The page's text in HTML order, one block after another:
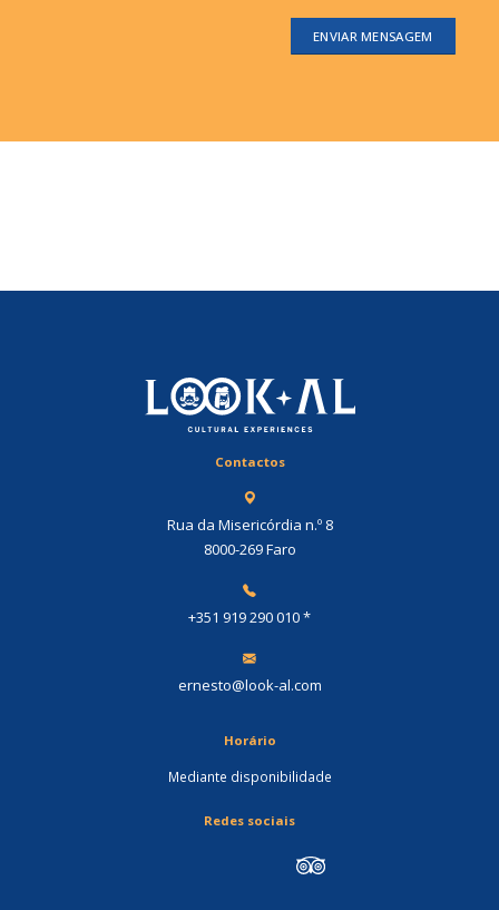
Contactos
Rua da Misericórdia n.º 8
8000-269 Faro
+351 919 290 010*
ernesto@look-al.com
Horário
Mediante disponibilidade
Redes sociais